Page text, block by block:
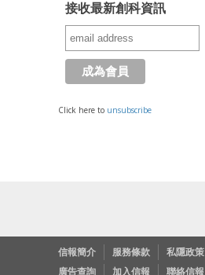
接收最新創科資訊
Click here to unsubscribe
信報簡介 服務條款 私隱政策
廣告查詢
加入信報 聯絡信報